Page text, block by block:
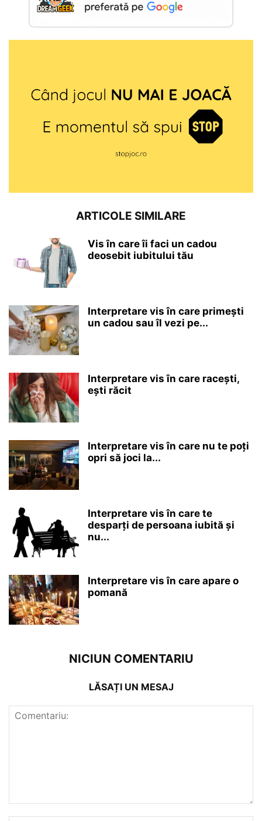
ARTICOLE SIMILARE
Vis în care îi faci un cadou
deosebit iubitului tău
Interpretare vis în care primești
un cadou sau îl vezi pe...
Interpretare vis în care racești,
ești răcit
Interpretare vis în care nu te poți
opri să joci la...
Interpretare vis în care te
desparți de persoana iubită și
nu...
Interpretare vis în care apare o
pomană
NICIUN COMENTARIU
LĂSAȚI UN MESAJ